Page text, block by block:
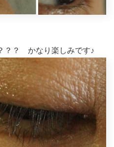
？？ かなり楽しみです♪